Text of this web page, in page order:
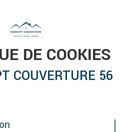
DE COOKIES
COUVERTURE 56